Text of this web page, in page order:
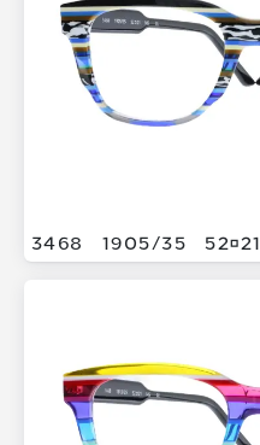
3468 1905/35 5221